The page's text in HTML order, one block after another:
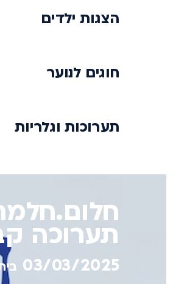
הצגות ילדים
חוגים לנוער
תערוכות וגלריות
תערוכה
03/03/2025